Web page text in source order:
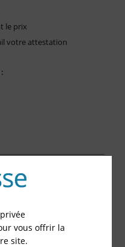
le prix
votre attestation
vous offrir la
site.